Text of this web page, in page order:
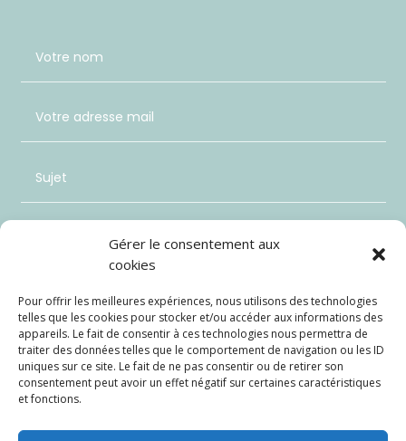
Gérer le consentement aux
cookies
Pour offrir les meilleures expériences, nous utilisons des technologies
telles que les cookies pour stocker et/ou accéder aux informations des
appareils. Le fait de consentir à ces technologies nous permettra de
traiter des données telles que le comportement de navigation ou les ID
uniques sur ce site. Le fait de ne pas consentir ou de retirer son
consentement peut avoir un effet négatif sur certaines caractéristiques
et fonctions.
3 + 9= Envoi